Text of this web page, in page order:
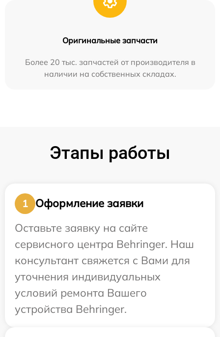
Оригинальные запчасти
Более 20 тыс. запчастей от производителя в
наличии на собственных складах.
Этапы работы
1
Оформление заявки
Оставьте заявку на сайте
сервисного центра Behringer. Наш
консультант свяжется с Вами для
уточнения индивидуальных
условий ремонта Вашего
устройства Behringer.